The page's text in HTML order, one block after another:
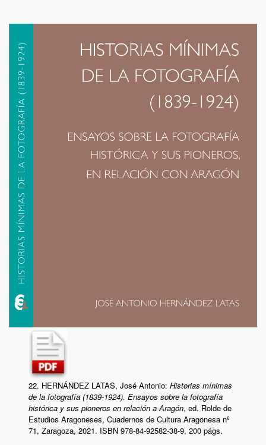
22. HERNÁNDEZ LATAS, José Antonio:Historias mínimas
de la fotografía (1839-1924). Ensayos sobre la fotografía
histórica y sus pioneros en relación a Aragón, ed. Rolde de
Estudios Aragoneses, Cuadernos de Cultura Aragonesa nº
71, Zaragoza, 2021. ISBN 978-84-92582-38-9, 200 págs.